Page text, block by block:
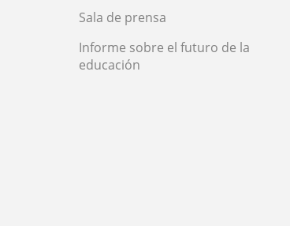
Sala de prensa
Informe sobre el futuro de la
educación